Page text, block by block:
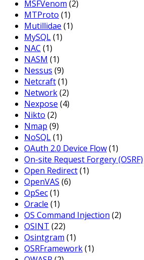
MSFVenom (2)
MTProto (1)
Mutillidae (1)
MySQL(1)
NAC (1)
NASM (1)
Nessus (9)
Netcraft(1)
Network(2)
Nexpose (4)
Nikto (2)
Nmap (9)
NoSQL(1)
OAuth 2.0 Device Flow(1)
On-site Request Forgery (OSRF)
Open Redirect(1)
OpenVAS (6)
OpSec(1)
Oracle (1)
OS Command Injection (2)
OSINT (22)
Osintgram (1)
OSRFramework(1)